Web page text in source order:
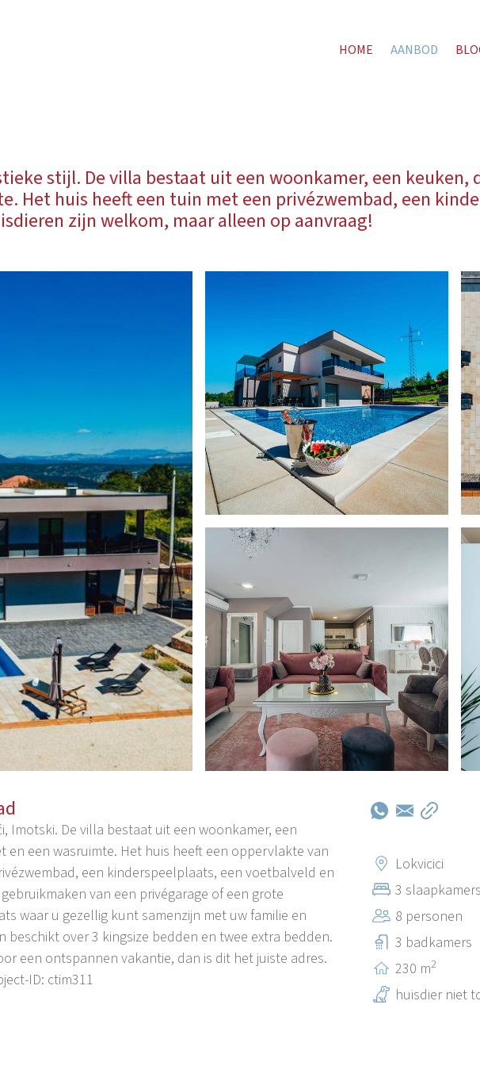
HOME AANBOD
stijl. De villa bestaat uit een woonkamer, een keuken,
Het huis heeft een tuin met een privézwembad, een
zijn welkom, maar alleen op aanvraag!
Imotski. De villa bestaat uit een woonkamer, een
een wasruimte. Het huis heeft een oppervlakte van
een kinderspeelplaats, een voetbalveld en
van een privégarage of een grote
waar u gezellig kunt samenzijn met uw familie en
over 3 kingsize bedden en twee extra bedden.
een ontspannen vakantie, dan is dit het juiste adres.
ID: ctim311
achterland van Dalmatië. Imotski is een zeer
een groot winkelcentrum. De belangrijkste
Lokvicici
3 slaapkamers
8 personen
3 badkamers
230 m2
huisdier niet